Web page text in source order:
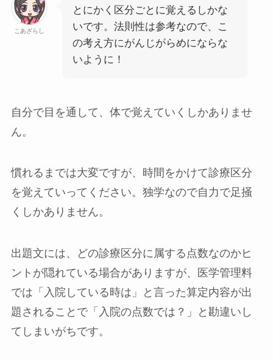
こあざらし
とにかく区分ごとに覚えるしかな
いです。法則性は参考なので、こ
の考え方にがんじがらめにならな
いように！
自分で目を通して、体で覚えていくしかありませ
ん。
慣れるまでは大変ですが、時間をかけて診療区分
を覚えていってください。独学なので自力で足掻
くしかありません。
出題文には、どの診療区分に属する点数なのかヒ
ントが隠れている場合がありますが、医学管理料
では「入院している時は」と言った算定内容が出
題されることで「入院の点数では？」と勘違いし
てしまいがちです。